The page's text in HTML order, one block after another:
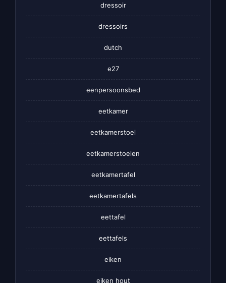
dressoir
dressoirs
dutch
e27
eenpersoonsbed
eetkamer
eetkamerstoel
eetkamerstoelen
eetkamertafel
eetkamertafels
eettafel
eettafels
eiken
eiken hout